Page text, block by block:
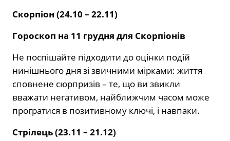
Скорпіон (24.10 – 22.11)
Гороскоп на 11 грудня для Скорпіонів
Не поспішайте підходити до оцінки подій
нинішнього дня зі звичними мірками: життя
сповнене сюрпризів – те, що ви звикли
вважати негативом, найближчим часом може
програтися в позитивному ключі, і навпаки.
Стрілець (23.11 – 21.12)